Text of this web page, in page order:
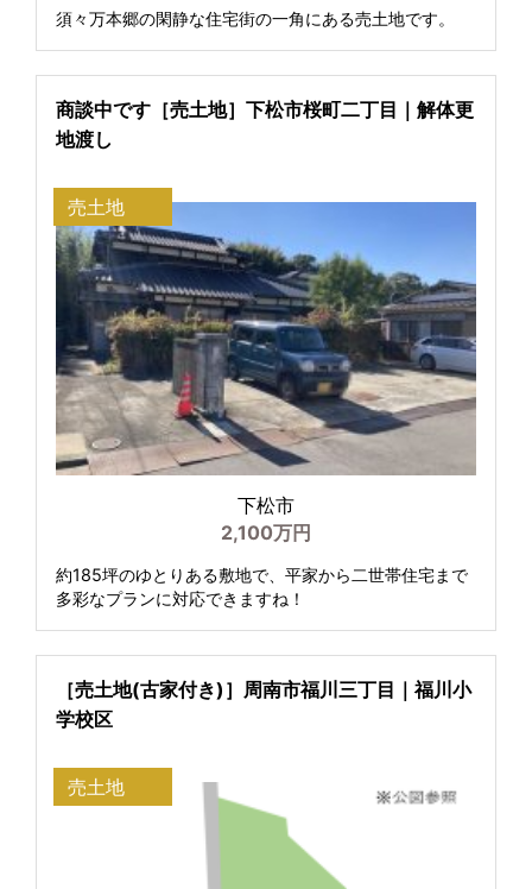
須々万本郷の閑静な住宅街の一角にある売土地です。
商談中です［売土地］下松市桜町二丁目｜解体更
地渡し
売土地
下松市
2,100万円
約185坪のゆとりある敷地で、平家から二世帯住宅まで
多彩なプランに対応できますね！
［売土地(古家付き)］周南市福川三丁目｜福川小
学校区
売土地